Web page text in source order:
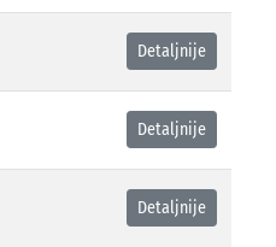
Detaljnije
Detaljnije
Detaljnije